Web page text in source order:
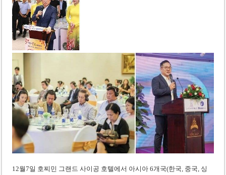
12월7일 호찌민 그랜드 사이공 호텔에서 아시아 6개국(한국, 중국, 싱